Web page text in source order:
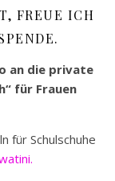
FREUE ICH
an die private
für Frauen
für Schulschuhe